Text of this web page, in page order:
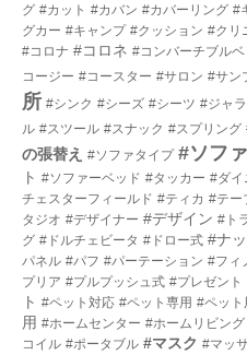
グ #カット #カバン #カバーリング #
グカー #キャンプ #クッション #クリ
#コロナ #コロネ #コンバーチブルベ
コージー #コースター #サロン #サン
所 #シンク #シーズ #シーツ #ジャ
ル #スツール #スナック #スプリング
の張替え #ソファタイプ #ソフ
ト #ソファーベッド #タッカー #ダイ
チェスターフィールド #ティカ #テー
タジオ #デザイナー #デザイン #ト
グ #ドルチェビータ #ドロー式 #ナ
パネル #パフ #パーテーション #フィ
プリア #プルプッシュ式 #プレゼント
ト #ペット対応 #ペット専用 #ペット
用 #ホームセンター #ホームリビング
コイル #ポータブル #マスク #マッ